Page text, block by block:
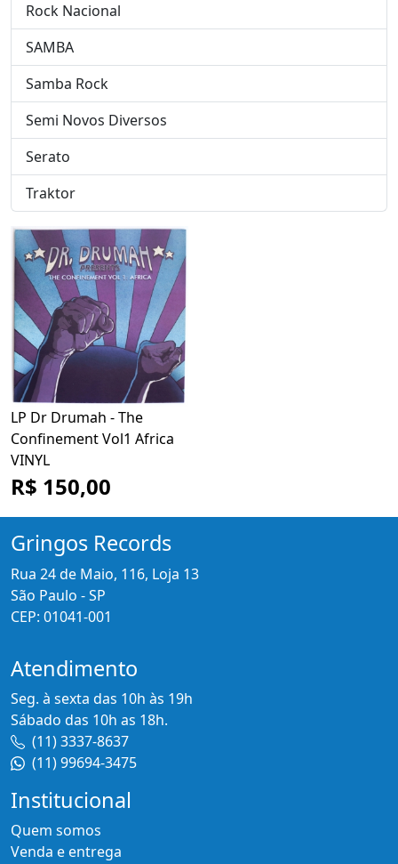
Rock Nacional
SAMBA
Samba Rock
Semi Novos Diversos
Serato
Traktor
LP Dr Drumah - The
Confinement Vol1 Africa
VINYL
R$ 150,00
Gringos Records
Rua 24 de Maio, 116, Loja 13
São Paulo - SP
CEP: 01041-001
Atendimento
Seg. à sexta das 10h às 19h
Sábado das 10h as 18h.
(11) 3337-8637
(11) 99694-3475
Institucional
Quem somos
Venda e entrega